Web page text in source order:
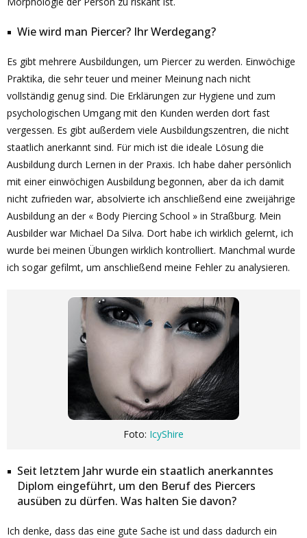
Wie wird man Piercer? Ihr Werdegang?
Es gibt mehrere Ausbildungen, um Piercer zu werden. Einwöchige
Praktika, die sehr teuer und meiner Meinung nach nicht
vollständig genug sind. Die Erklärungen zur Hygiene und zum
psychologischen Umgang mit den Kunden werden dort fast
vergessen. Es gibt außerdem viele Ausbildungszentren, die nicht
staatlich anerkannt sind. Für mich ist die ideale Lösung die
Ausbildung durch Lernen in der Praxis. Ich habe daher persönlich
mit einer einwöchigen Ausbildung begonnen, aber da ich damit
nicht zufrieden war, absolvierte ich anschließend eine zweijährige
Ausbildung an der « Body Piercing School » in Straßburg. Mein
Ausbilder war Michael Da Silva. Dort habe ich wirklich gelernt, ich
wurde bei meinen Übungen wirklich kontrolliert. Manchmal wurde
ich sogar gefilmt, um anschließend meine Fehler zu analysieren.
Foto: IcyShire
Seit letztem Jahr wurde ein staatlich anerkanntes
Diplom eingeführt, um den Beruf des Piercers
ausüben zu dürfen. Was halten Sie davon?
Ich denke, dass das eine gute Sache ist und dass dadurch ein